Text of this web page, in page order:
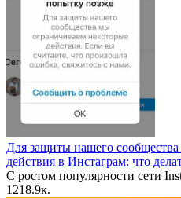
Для защиты нашего
действия в Инстаграм: что
С ростом популярности сети
1218.9к.